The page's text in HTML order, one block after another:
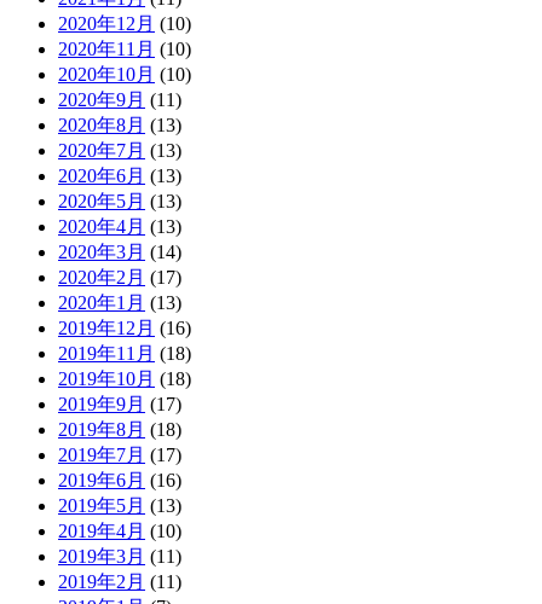
2020年12月 (10)
2020年11月 (10)
2020年10月 (10)
2020年9月 (11)
2020年8月 (13)
2020年7月 (13)
2020年6月 (13)
2020年5月 (13)
2020年4月 (13)
2020年3月 (14)
2020年2月 (17)
2020年1月 (13)
2019年12月 (16)
2019年11月 (18)
2019年10月 (18)
2019年9月 (17)
2019年8月 (18)
2019年7月 (17)
2019年6月 (16)
2019年5月 (13)
2019年4月 (10)
2019年3月 (11)
2019年2月 (11)